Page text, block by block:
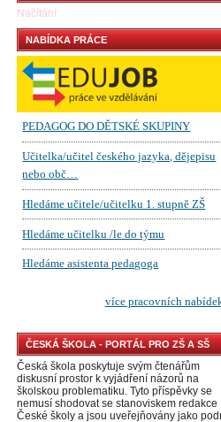
Načítání
NABÍDKA PRÁCE
ČESKÁ ŠKOLA - PORTÁL PRO ZŠ A SŠ
Česká škola poskytuje svým čtenářům
diskusní prostor k vyjádření názorů na
školskou problematiku. Tyto příspěvky se
nemusí shodovat se stanoviskem redakce
České školy a jsou uveřejňovány jako